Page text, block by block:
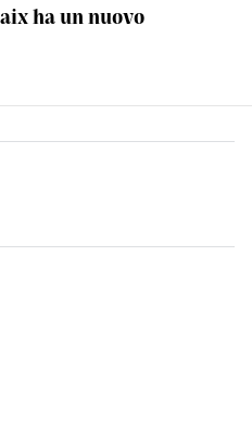
ha un nuovo